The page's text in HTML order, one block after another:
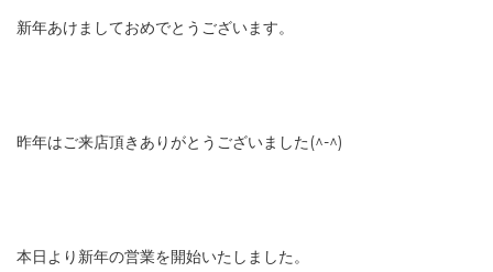
新年あけましておめでとうございます。
昨年はご来店頂きありがとうございました(^-^)
本日より新年の営業を開始いたしました。